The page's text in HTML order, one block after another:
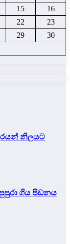
15
16
22
23
29
30
නිලයට
ගිය පීඩනය